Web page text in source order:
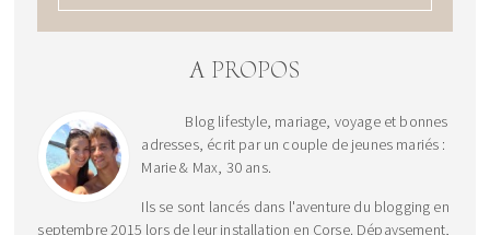
A PROPOS
Blog lifestyle, mariage, voyage et bonnes
adresses, écrit par un couple de jeunes mariés :
Marie & Max, 30 ans.
Ils se sont lancés dans l'aventure du blogging en
septembre 2015 lors de leur installation en Corse. Dépaysement,